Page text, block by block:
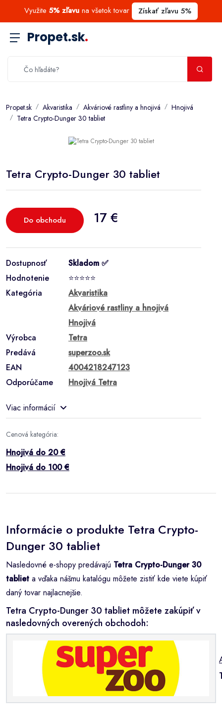
Využite 5% zľavu na všetok tovar Získať zľavu 5%
Propet.sk.
Propet.sk Akvaristika Akváriové rastliny a hnojivá
Hnojivá
Tetra Crypto-Dunger 30 tabliet
Tetra Crypto-Dunger 30 tabliet
Do obchodu 17 €
Dostupnosť
Skladom ✅
Hodnotenie
⭐⭐⭐⭐⭐
Kategória
Akvaristika
Akváriové rastliny a hnojivá
Hnojivá
Výrobca
Tetra
Predává
superzoo.sk
EAN
4004218247123
Odporúčame
Hnojivá Tetra
Viac informácií
Cenová kategória:
Hnojivá do 20 €
Hnojivá do 100 €
Informácie o produkte Tetra Crypto-
Dunger 30 tabliet
Nasledovné e-shopy predávajú Tetra Crypto-Dunger 30
tabliet a vďaka nášmu katalógu môžete zistiť kde viete kúpiť
daný tovar najlacnejšie.
Tetra Crypto-Dunger 30 tabliet môžete zakúpiť v
nasledovných overených obchodoh: